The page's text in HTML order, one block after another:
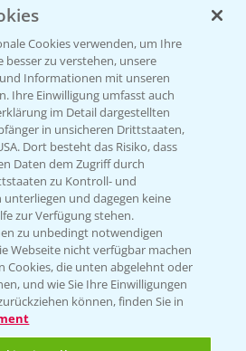
WhatsApp
346 564 1
30-20220
Sie uns
Cookies verwenden, um Ihre
besser zu verstehen, unsere
Informationen mit unseren
Ihre Einwilligung umfasst auch
im Detail dargestellten
in unsicheren Drittstaaten,
Dort besteht das Risiko, dass
Daten dem Zugriff durch
zu Kontroll- und
unterliegen und dagegen keine
zur Verfügung stehen.
zu unbedingt notwendigen
Webseite nicht verfügbar machen
Cookies, die unten abgelehnt oder
und wie Sie Ihre Einwilligungen
können, finden Sie in